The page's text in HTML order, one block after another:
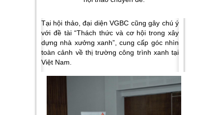
Tại hội thảo, đại diện VGBC cũng gây chú ý
với đề tài “Thách thức và cơ hội trong xây
dựng nhà xưởng xanh”, cung cấp góc nhìn
toàn cảnh về thị trường công trình xanh tại
Việt Nam.